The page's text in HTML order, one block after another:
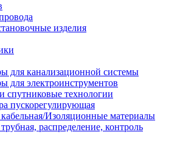
изделия
для канализационной системы
для электроинструментов
спутниковые технологии
пускорегулирующая
Изоляционные материалы
распределение, контроль